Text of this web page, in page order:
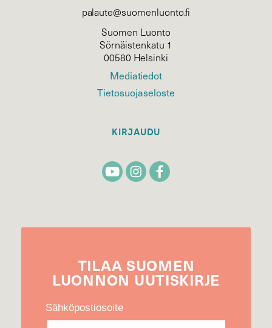
palaute@suomenluonto.fi
Suomen Luonto
Sörnäistenkatu 1
00580 Helsinki
Mediatiedot
Tietosuojaseloste
KIRJAUDU
TILAA SUOMEN
LUONNON UUTIS­KIRJE
Sähköpostiosoite